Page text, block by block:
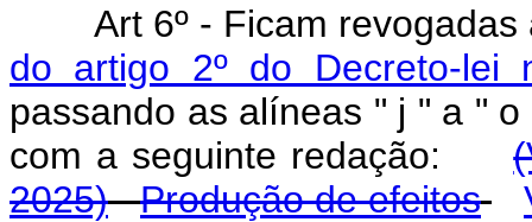
Art 6º - Ficam
do artigo 2º do Decreto-
passando as alíneas " j " a "
com a seguinte redação:
2025)
Produção de efeitos